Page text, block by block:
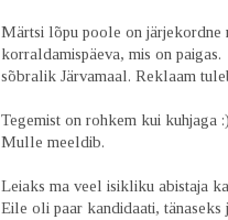
Märtsi lõpu poole on järjekordne
korraldamispäeva, mis on
sõbralik Järvamaal. Reklaam
Tegemist on rohkem kui kuhjaga :)
Mulle meeldib.
Leiaks ma veel isikliku abistaja
Eile oli paar kandidaati, tänaseks